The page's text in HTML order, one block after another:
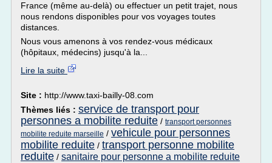
France (même au-delà) ou effectuer un petit trajet, nous
nous rendons disponibles pour vos voyages toutes
distances.
Nous vous amenons à vos rendez-vous médicaux
(hôpitaux, médecins) jusqu'à la...
Lire la suite
Site : http://www.taxi-bailly-08.com
Thèmes liés : service de transport pour
personnes a mobilite reduite / transport personnes
mobilite reduite marseille / vehicule pour personnes
mobilite reduite / transport personne mobilite
reduite / sanitaire pour personne a mobilite reduite